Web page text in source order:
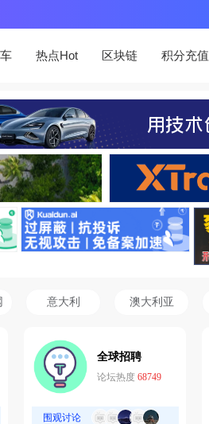
热点Hot 区块链 积分充值
意大利 澳大利亚
全球招聘
论坛热度 68749
围观讨论